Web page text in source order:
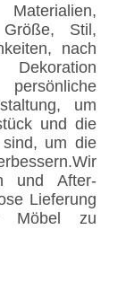
Stil,
nach
um
und die
sind, um die
und After-
Lieferung
Möbel zu